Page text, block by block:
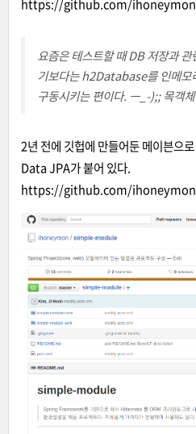
https://github.com/
요즘은 테스트할 때 DB 저장과
기보다는 h2Database를 인메
구동시키는 편이다. ㅡ_-);; 목객
2년 전에 깃헙에 만들어둔 메이븐으
Data JPA가 붙어 있다.
https://github.com/